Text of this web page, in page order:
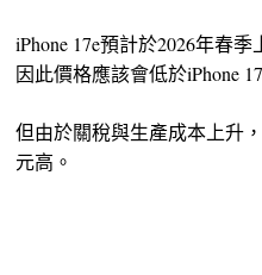
iPhone 17e預計於2026年春
因此價格應該會低於iPhone
但由於關稅與生產成本上升
元高。